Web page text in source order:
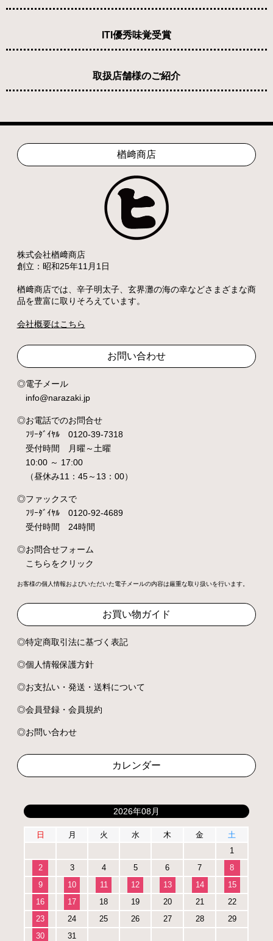
ITI優秀味覚受賞
取扱店舗様のご紹介
楢﨑商店
株式会社楢﨑商店
創立：昭和25年11月1日
楢﨑商店では、辛子明太子、玄界灘の海の幸などさまざまな商
品を豊富に取りそろえています。
会社概要はこちら
お問い合わせ
電子メール
info@narazaki.jp
お電話でのお問合せ
ﾌﾘｰﾀﾞｲﾔﾙ 0120-39-7318
受付時間 月曜～土曜
10:00 ～ 17:00
（昼休み11：45～13：00）
ファックスで
ﾌﾘｰﾀﾞｲﾔﾙ 0120-92-4689
受付時間 24時間
お問合せフォーム
こちらをクリック
お客様の個人情報およびいただいた電子メールの内容は厳重な取り扱いを行います。
お買い物ガイド
特定商取引法に基づく表記
個人情報保護方針
お支払い・発送・送料について
会員登録・会員規約
お問い合わせ
カレンダー
2026年08月
日 月 火 水 木 金
土
1
2
3 4 5 6 7
8
9
10 11 12 13 14
15
16
17 18 19 20 21
22
23
24 25 26 27 28
29
30
31